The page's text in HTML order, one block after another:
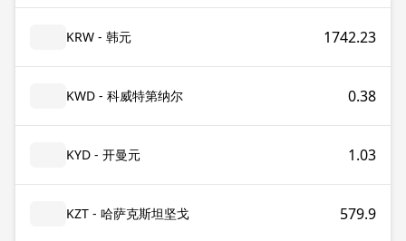
KRW - 韩元 1742.23
KWD - 科威特第纳尔 0.38
KYD - 开曼元 1.03
KZT - 哈萨克斯坦坚戈 579.9